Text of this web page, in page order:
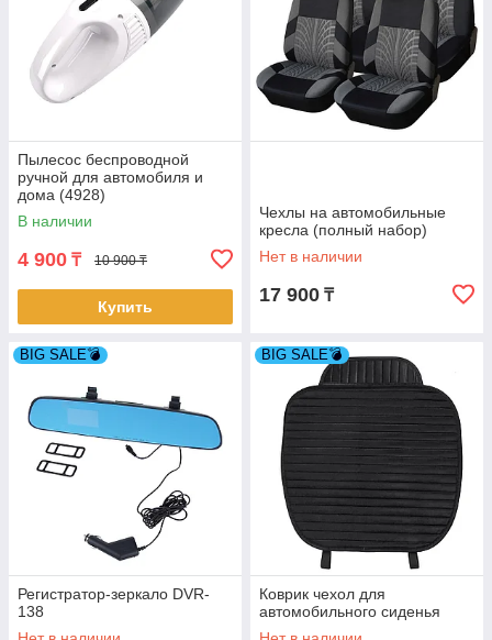
Пылесос беспроводной
ручной для автомобиля и
дома (4928)
В наличии
4 900 ₸ 10 900 ₸
Купить
Чехлы на автомобильные
кресла (полный набор)
Нет в наличии
17 900 ₸
BIG SALE💣
Регистратор-зеркало DVR-
138
BIG SALE💣
Коврик чехол для
автомобильного сиденья